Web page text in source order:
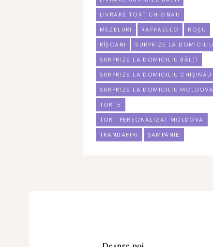
LIVRARE TORT CHISINAU
MEZELURI RAFFAELLO ROȘU
RÎȘCANI SURPRIZE LA DOMICILIU
SURPRIZE LA DOMICILIU BĂLȚI
SURPRIZE LA DOMICILIU CHIȘINĂU
SURPRIZE LA DOMICILIU MOLDOVA
TORTE
TORT PERSONALIZAT MOLDOVA
TRANDAFIRI ȘAMPANIE